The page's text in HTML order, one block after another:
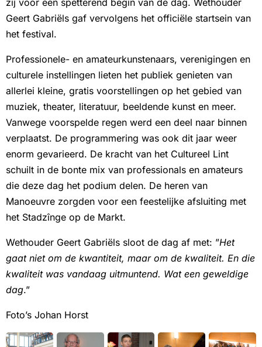
zij voor een spetterend begin van de dag. Wethouder
Geert Gabriëls gaf vervolgens het officiële startsein van
het festival.
Professionele- en amateurkunstenaars, verenigingen en
culturele instellingen lieten het publiek genieten van
allerlei kleine, gratis voorstellingen op het gebied van
muziek, theater, literatuur, beeldende kunst en meer.
Vanwege voorspelde regen werd een deel naar binnen
verplaatst. De programmering was ook dit jaar weer
enorm gevarieerd. De kracht van het Cultureel Lint
schuilt in de bonte mix van professionals en amateurs
die deze dag het podium delen. De heren van
Manoeuvre zorgden voor een feestelijke afsluiting met
het Stadzînge op de Markt.
Wethouder Geert Gabriëls sloot de dag af met: ”Het
gaat niet om de kwantiteit, maar om de kwaliteit. En die
kwaliteit was vandaag uitmuntend. Wat een geweldige
dag.”
Foto’s Johan Horst